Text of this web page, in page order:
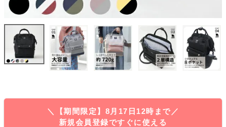
＼【期間限定】8月17日12時まで／
新規会員登録ですぐに使える